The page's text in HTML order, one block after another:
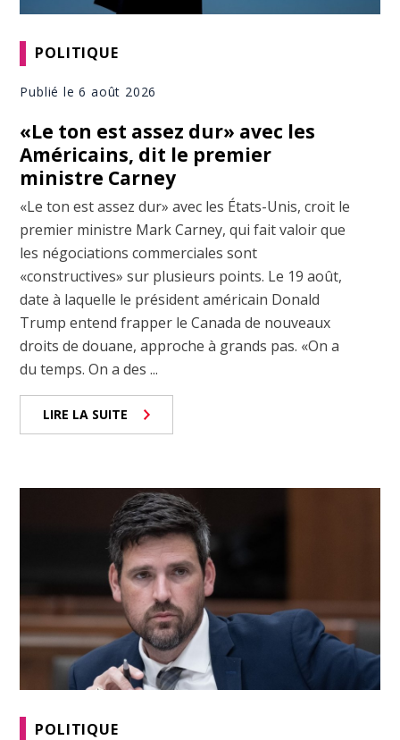
POLITIQUE
Publié le 6 août 2026
«Le ton est assez dur» avec les
Américains, dit le premier
ministre Carney
«Le ton est assez dur» avec les États-Unis, croit le
premier ministre Mark Carney, qui fait valoir que
les négociations commerciales sont
«constructives» sur plusieurs points. Le 19 août,
date à laquelle le président américain Donald
Trump entend frapper le Canada de nouveaux
droits de douane, approche à grands pas. «On a
du temps. On a des ...
LIRE LA SUITE
POLITIQUE